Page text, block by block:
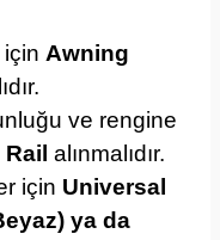
Awning
ve rengine
alınmalıdır.
için Universal
ya da